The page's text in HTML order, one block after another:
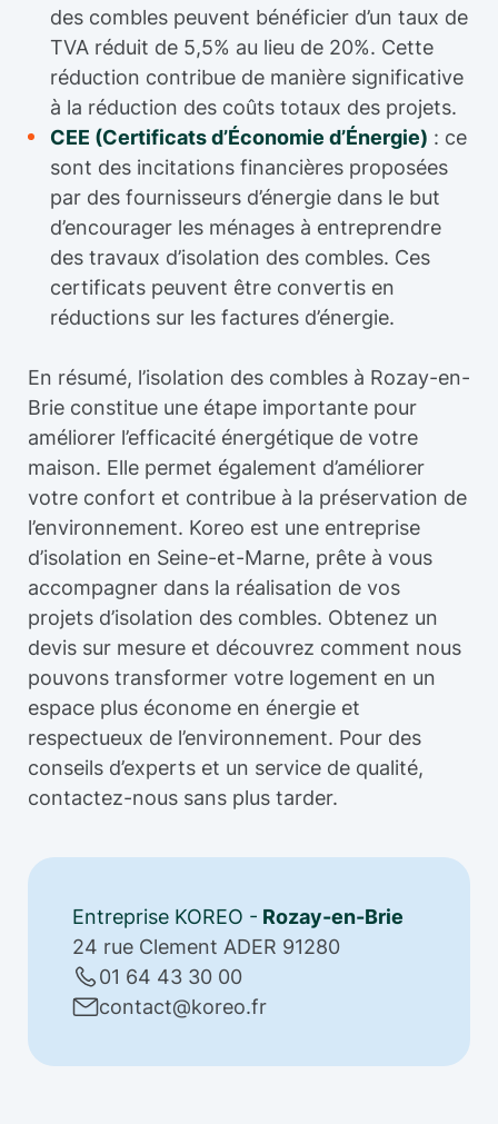
des combles peuvent bénéficier d’un taux de
TVA réduit de 5,5% au lieu de 20%. Cette
réduction contribue de manière significative
à la réduction des coûts totaux des projets.
CEE (Certificats d’Économie d’Énergie) : ce
sont des incitations financières proposées
par des fournisseurs d’énergie dans le but
d’encourager les ménages à entreprendre
des travaux d’isolation des combles. Ces
certificats peuvent être convertis en
réductions sur les factures d’énergie.
En résumé, l’isolation des combles à Rozay-en-
Brie constitue une étape importante pour
améliorer l’efficacité énergétique de votre
maison. Elle permet également d’améliorer
votre confort et contribue à la préservation de
l’environnement. Koreo est une entreprise
d’isolation en Seine-et-Marne, prête à vous
accompagner dans la réalisation de vos
projets d’isolation des combles. Obtenez un
devis sur mesure et découvrez comment nous
pouvons transformer votre logement en un
espace plus économe en énergie et
respectueux de l’environnement. Pour des
conseils d’experts et un service de qualité,
contactez-nous sans plus tarder.
Entreprise KOREO - Rozay-en-Brie
24 rue Clement ADER 91280
01 64 43 30 00
contact@koreo.fr